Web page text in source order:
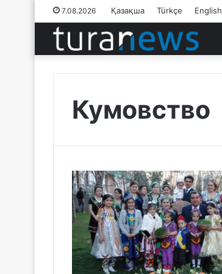
7.08.2026 Қазақша Türkçe English
Кумовство